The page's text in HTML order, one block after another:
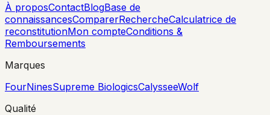
À proposContactBlogBase de
connaissancesComparerRechercheCalculatrice de
reconstitutionMon compteConditions &
Remboursements
Marques
FourNinesSupreme BiologicsCalysseeWolf
Qualité